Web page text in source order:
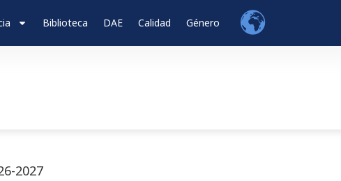
Biblioteca DAE Calidad Género
2027